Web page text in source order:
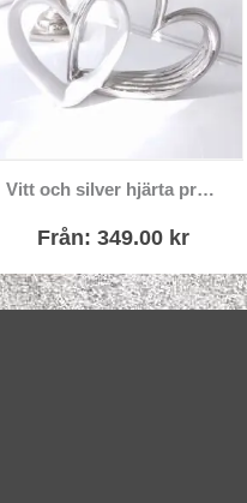
Vitt och silver hjärta prydnadssak
Från: 349.00 kr